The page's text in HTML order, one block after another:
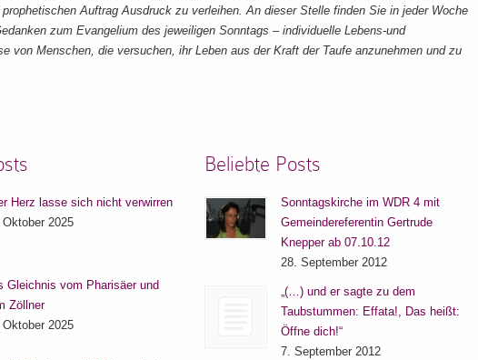
Auftrag Ausdruck zu verleihen. An dieser Stelle finden Sie in jeder Woche
zum Evangelium des jeweiligen Sonntags – individuelle Lebens-und
von Menschen, die versuchen, ihr Leben aus der Kraft der Taufe anzunehmen und zu
Herz lasse sich nicht verwirren
Oktober 2025
Gleichnis vom Pharisäer und
Zöllner
Oktober 2025
Beliebte Posts
Sonntagskirche im WDR 4 mit
Gemeindereferentin Gertrude
Knepper ab 07.10.12
28. September 2012
„(…) und er sagte zu dem
Taubstummen: Effata!, Das heißt:
Öffne dich!“
7. September 2012